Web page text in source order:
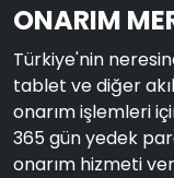
ONARIM
Türkiye'nin
tablet ve diğer
onarım işlemleri
365 gün yedek
onarım hizmeti